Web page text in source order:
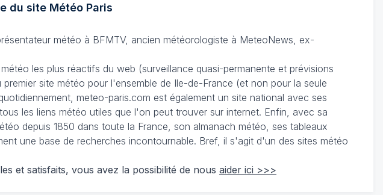
du site MétéoParis
météo à BFMTV, ancien météorologiste à MeteoNews, ex-
les plus réactifs du web (surveillance quasi-permanente et prévisions
site météo pour l'ensemble de Ile-de-France (et non pour la seule
meteo-paris.com est également un site national avec ses
les liens météo utiles que l'on peut trouver sur internet. Enfin, avec sa
depuis 1850 dans toute la France, son almanach météo, ses tableaux
une base de recherches incontournable. Bref, il s'agit d'un des sites météo
et satisfaits, vous avez la possibilité de nous aider ici >>>